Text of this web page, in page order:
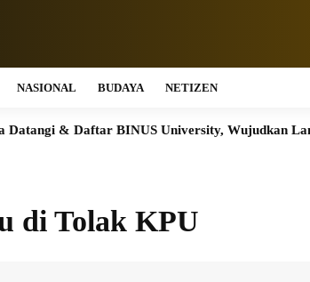
NASIONAL BUDAYA NETIZEN
BINUS University, Wujudkan Langkah Awal
di Tolak KPU